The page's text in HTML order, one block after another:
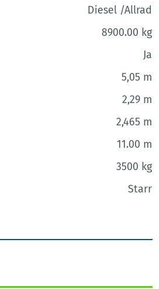
Diesel /Allrad
8900.00 kg
Ja
5,05 m
2,29 m
2,465 m
11.00 m
3500 kg
Starr